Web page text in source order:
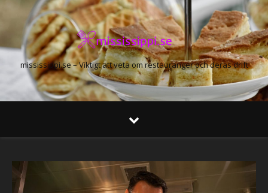
mississippi.se – Viktigt att veta om restauranger och deras drift